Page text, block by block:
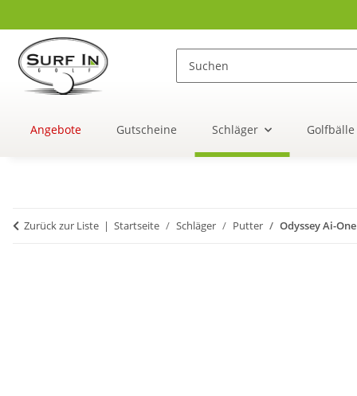
Angebote Gutscheine Schläger Golfbälle
Zurück zur Liste Startseite Schläger Putter Odyssey Ai-